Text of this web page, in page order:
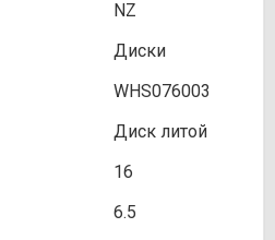
NZ
Диски
WHS076003
Диск литой
16
6.5